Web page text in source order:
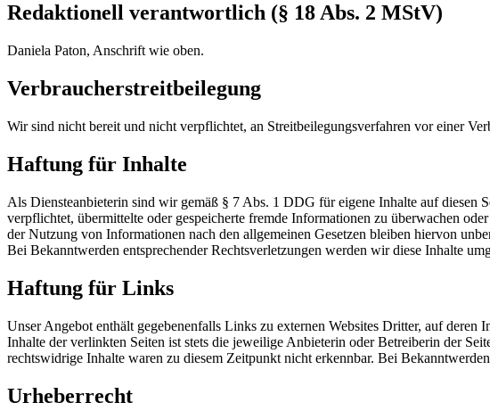
Redaktionell verantwortlich (§ 18 Abs. 2 MStV)
Daniela Paton, Anschrift wie oben.
Verbraucherstreitbeilegung
Wir sind nicht bereit und nicht verpflichtet, an Streitbeilegungsverfahren vor einer
Haftung für Inhalte
Als Diensteanbieterin sind wir gemäß § 7 Abs. 1 DDG für eigene Inhalte auf
verpflichtet, übermittelte oder gespeicherte fremde Informationen zu überwachen
der Nutzung von Informationen nach den allgemeinen Gesetzen bleiben hiervon
Bei Bekanntwerden entsprechender Rechtsverletzungen werden wir diese Inhalte
Haftung für Links
Unser Angebot enthält gegebenenfalls Links zu externen Websites Dritter, auf
Inhalte der verlinkten Seiten ist stets die jeweilige Anbieterin oder Betreiberin der
rechtswidrige Inhalte waren zu diesem Zeitpunkt nicht erkennbar. Bei
Urheberrecht